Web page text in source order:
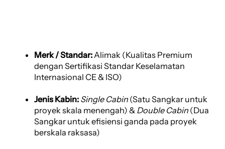
Merk / Standar:Alimak (Kualitas Premium
dengan Sertifikasi Standar Keselamatan
Internasional CE & ISO)
Jenis Kabin: Single Cabin (Satu Sangkar untuk
proyek skala menengah) & Double Cabin (Dua
Sangkar untuk efisiensi ganda pada proyek
berskala raksasa)